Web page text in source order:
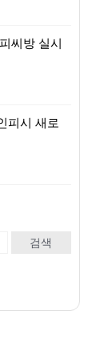
씨방 실시
피시 새로
검색